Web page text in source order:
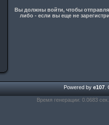
Вы должны войти, чтобы
либо - если вы еще не
Powered by e107
Время генерации: 0.0683